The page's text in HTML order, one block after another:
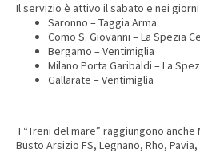
Il servizio è attivo il sabato e nei
Saronno – Taggia Arma
Como S. Giovanni – La Spezia
Bergamo – Ventimiglia
Milano Porta Garibaldi – La
Gallarate – Ventimiglia
I “Treni del mare” raggiungono
Busto Arsizio FS, Legnano, Rho,